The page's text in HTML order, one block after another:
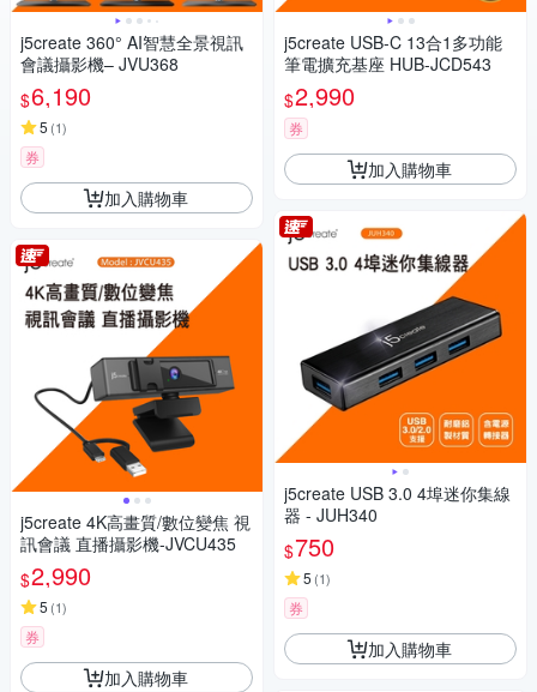
j5create 360° AI智慧全景視訊
會議攝影機– JVU368
$6,190
5 (1)
券
加入購物車
j5create 4K高畫質/數位變焦 視
訊會議 直播攝影機-JVCU435
$2,990
5 (1)
券
加入購物車
j5create USB-C 13合1多功能
筆電擴充基座 HUB-JCD543
$2,990
券
加入購物車
j5create USB 3.0 4埠迷你集線
器 - JUH340
$750
5 (1)
券
加入購物車